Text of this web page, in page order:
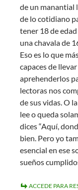
de un manantial
de lo cotidiano
tener 18 de
una chavala de
Eso es lo que
capaces de
aprehenderlos
lectoras nos
de sus vidas. O
lee o queda
dices “Aquí,
bien. Pero yo
esencial en ese
sueños
ACCEDE PARA